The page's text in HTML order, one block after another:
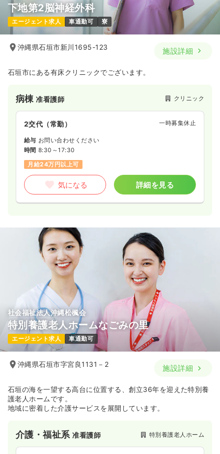
下地第2脳神経外科
エージェント求人 車通勤可 寮
沖縄県石垣市新川1695-123 施設詳細
石垣市にある有床クリニックでございます。
病棟准看護師 クリニック
2交代（常勤） 一時募集休止
給与 お問い合わせください
時間 8:30～17:30
月給24万円以上可
気になる 詳細を見る
社会福祉法人沖縄松楓会
特別養護老人ホームなごみの里
エージェント求人 車通勤可
沖縄県石垣市字宮良1131－2 施設詳細
石垣の海を一望する高台に位置する、創立36年を迎えた特別養
護老人ホームです。
地域に密着した介護サービスを展開しています。
介護・福祉系准看護師 特別養護老人ホーム